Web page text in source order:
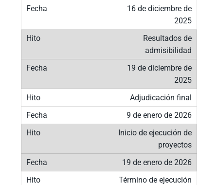
16 de diciembre de
2025
Resultados de
admisibilidad
19 de diciembre de
2025
Adjudicación final
9 de enero de 2026
Inicio de ejecución de
proyectos
19 de enero de 2026
Término de ejecución